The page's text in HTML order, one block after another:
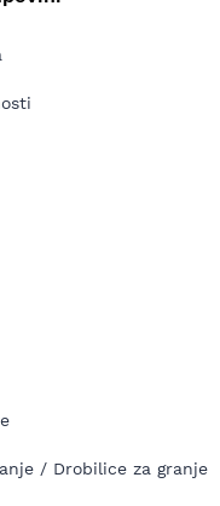
/ Drobilice za granje